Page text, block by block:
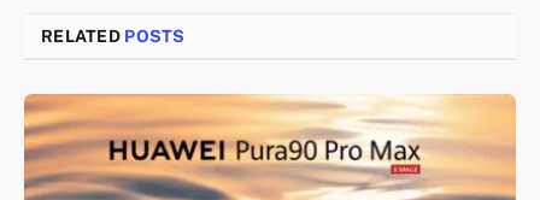
RELATED POSTS